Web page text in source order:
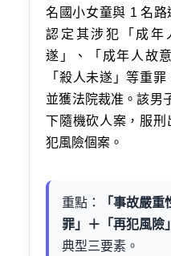
名國小女童與 1 名
認定其涉犯「成年
遂」、「成年人故
「殺人未遂」等重
並獲法院裁准。該男
下隨機砍人案，服
犯風險個案。
重點：
「事故嚴
罪」＋「再犯風險」
典型三要素。